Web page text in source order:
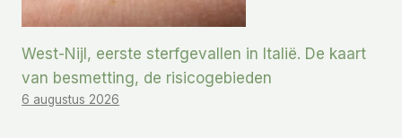
West-Nijl, eerste sterfgevallen in Italië. De kaart
van besmetting, de risicogebieden
6 augustus 2026